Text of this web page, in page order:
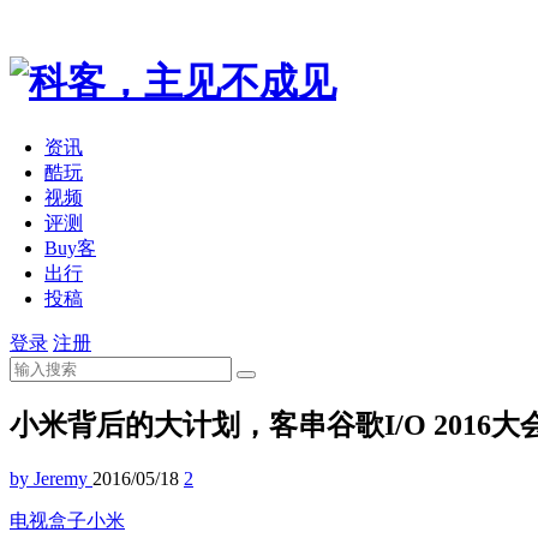
资讯
酷玩
视频
评测
Buy客
出行
投稿
登录 注册
小米背后的大计划，客串谷歌I/O 2016大
by Jeremy 2016/05/18 2
电视盒子小米